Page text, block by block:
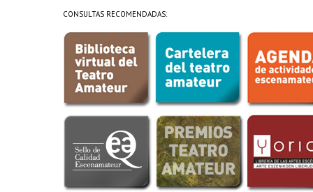
CONSULTAS RECOMENDADAS: